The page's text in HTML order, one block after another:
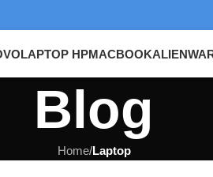
LAPTOP HPMACBOOK
Blog
Home/Laptop